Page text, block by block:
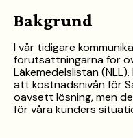
Bakgrund
I vår tidigare
förutsättningarna för
Läkemedelslistan
att kostnadsnivån för
oavsett lösning, men
för våra kunders